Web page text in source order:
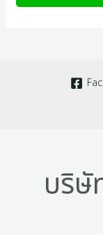
บริษั